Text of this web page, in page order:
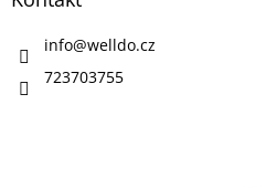
info@welldo.cz
723703755